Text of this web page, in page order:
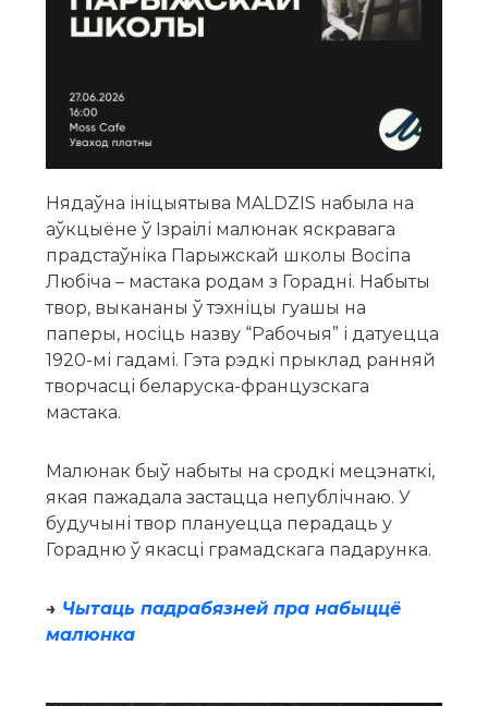
Нядаўна ініцыятыва MALDZIS набыла на
аўкцыёне ў Ізраілі малюнак яскравага
прадстаўніка Парыжскай школы Восіпа
Любіча – мастака родам з Горадні. Набыты
твор, выкананы ў тэхніцы гуашы на
паперы, носіць назву “Рабочыя” і датуецца
1920-мі гадамі. Гэта рэдкі прыклад ранняй
творчасці беларуска-французскага
мастака.
Малюнак быў набыты на сродкі мецэнаткі,
якая пажадала застацца непублічнаю. У
будучыні твор плануецца перадаць у
Горадню ў якасці грамадскага падарунка.
→ Чытаць падрабязней пра набыццё
малюнка